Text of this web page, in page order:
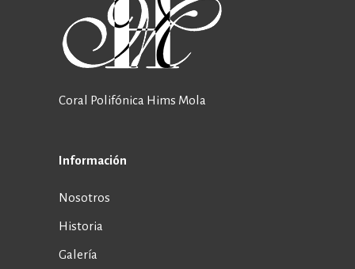
Coral Polifónica Hims Mola
Información
Nosotros
Historia
Galería